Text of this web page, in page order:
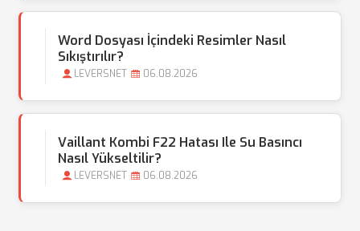
Word Dosyası İçindeki Resimler Nasıl
Sıkıştırılır?
LEVERSNET 06.08.2026
Vaillant Kombi F22 Hatası Ile Su Basıncı
Nasıl Yükseltilir?
LEVERSNET 06.08.2026